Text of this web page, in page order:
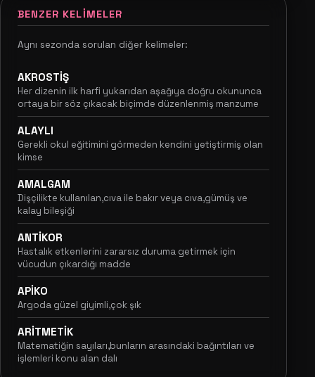
BENZER KELIMELER
Aynı sezonda sorulan diğer kelimeler:
AKROSTİŞ
Her dizenin ilk harfi yukarıdan aşağıya doğru okununca
ortaya bir söz çıkacak biçimde düzenlenmiş manzume
ALAYLI
Gerekli okul eğitimini görmeden kendini yetiştirmiş olan
kimse
AMALGAM
Dişçilikte kullanılan,cıva ile bakır veya cıva,gümüş ve
kalay bileşiği
ANTİKOR
Hastalık etkenlerini zararsız duruma getirmek için
vücudun çıkardığı madde
APİKO
Argoda güzel giyimli,çok şık
ARİTMETİK
Matematiğin sayıları,bunların arasındaki bağıntıları ve
işlemleri konu alan dalı